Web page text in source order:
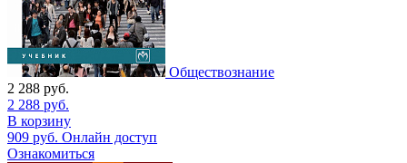
Обществознание
2 288 руб.
2 288 руб.
В корзину
909 руб. Онлайн доступ
Ознакомиться